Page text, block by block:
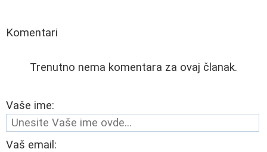
Komentari
Trenutno nema komentara za ovaj članak.
Vaše ime:
Vaš email: